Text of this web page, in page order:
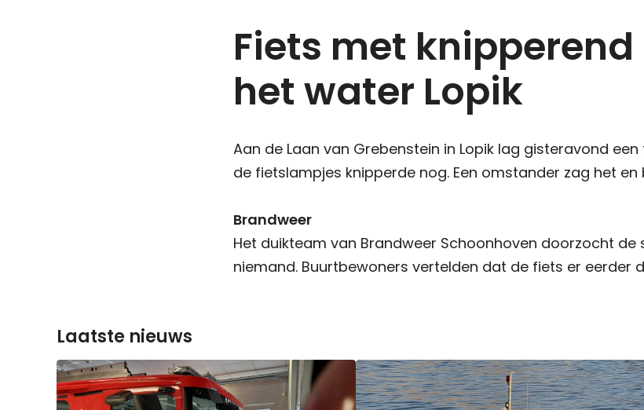
Fiets met
het water Lopik
Aan de Laan van Grebenstein in Lopik lag gisteravond
de fietslampjes knipperde nog. Een omstander zag het
Brandweer
Het duikteam van Brandweer Schoonhoven doorzocht de
niemand. Buurtbewoners vertelden dat de fiets er eerder